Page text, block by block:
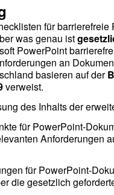
für barrierefreie
was genau ist
PowerPoint
an
basieren auf der
verweist.
des Inhalts der
für PowerPoint-
Anforderungen
für PowerPoint-
die gesetzlich